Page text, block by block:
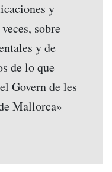
y
sobre
y de
de lo que
Govern de les
Mallorca»